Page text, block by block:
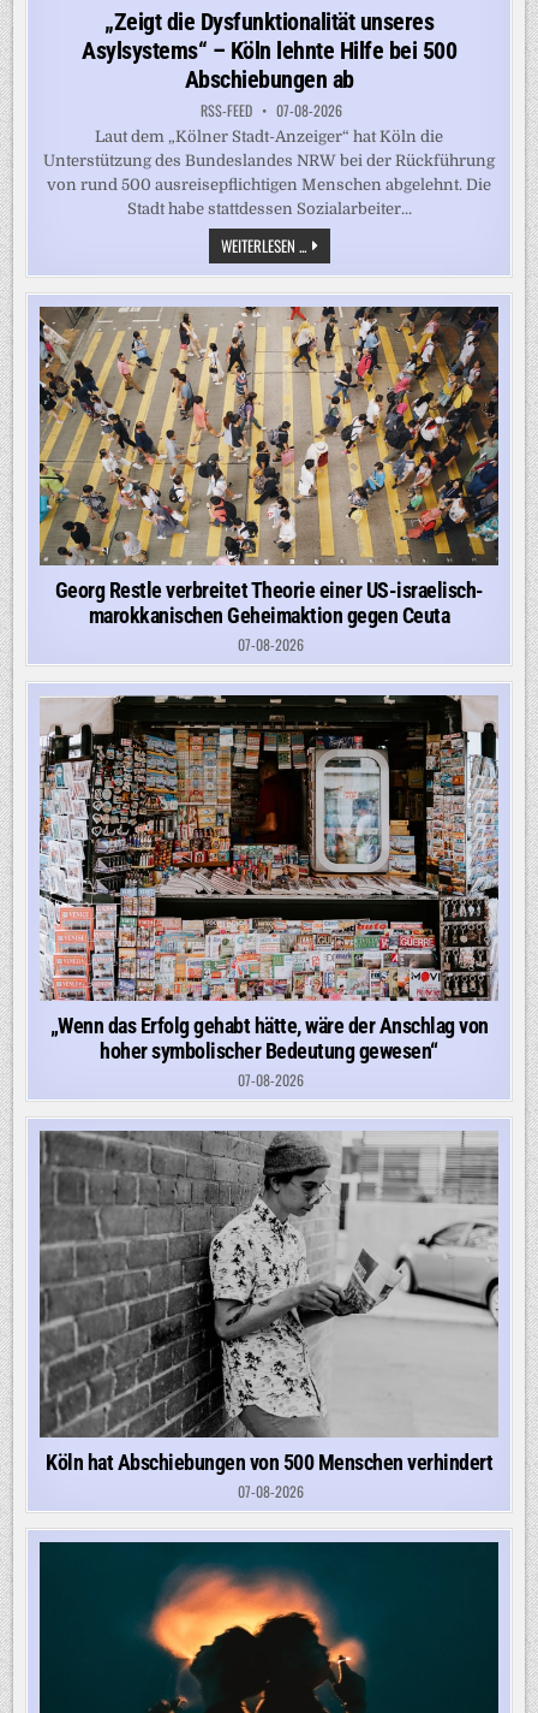
in
„Zeigt die Dysfunktionalität unseres
Asylsystems“ – Köln lehnte Hilfe bei 500
Abschiebungen ab
RSS-FEED 07-08-2026
Laut dem „Kölner Stadt-Anzeiger“ hat Köln die
Unterstützung des Bundeslandes NRW bei der Rückführung
von rund 500 ausreisepflichtigen Menschen abgelehnt. Die
Stadt habe stattdessen Sozialarbeiter...
WEITERLESEN ...„ZEIGT
DIE
DYSFUNKTIONALITÄT
UNSERES
ASYLSYSTEMS“
–
KÖLN
LEHNTE
HILFE
BEI
500
ABSCHIEBUNGEN
AB
Georg Restle verbreitet Theorie einer US-israelisch-
marokkanischen Geheimaktion gegen Ceuta
07-08-2026
„Wenn das Erfolg gehabt hätte, wäre der Anschlag von
hoher symbolischer Bedeutung gewesen“
07-08-2026
Köln hat Abschiebungen von 500 Menschen verhindert
07-08-2026